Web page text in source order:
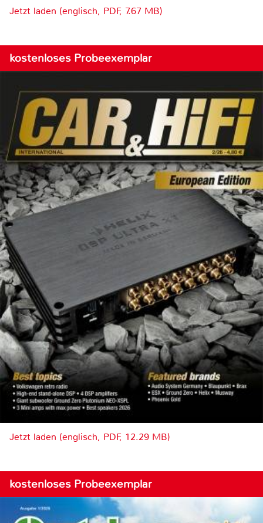
Jetzt laden (englisch, PDF, 7.67 MB)
kostenloses Probeexemplar
Jetzt laden (englisch, PDF, 12.29 MB)
kostenloses Probeexemplar